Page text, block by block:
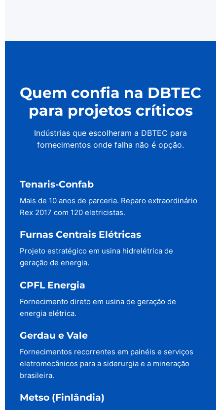
Quem confia na DBTEC
para projetos críticos
Indústrias que escolheram a DBTEC para
fornecimentos onde falha não é opção.
Tenaris-Confab
Mais de 10 anos de parceria. Reparo extraordinário
Rex 2017 com 120 eletricistas.
Furnas Centrais Elétricas
Projeto estratégico em usina hidrelétrica de
geração de energia.
CPFL Energia
Fornecimento direto em usina de geração de
energia elétrica.
Gerdau e Vale
Fornecimentos recorrentes em painéis e serviços
eletromecânicos para a siderurgia e a mineração
brasileira.
Metso (Finlândia)